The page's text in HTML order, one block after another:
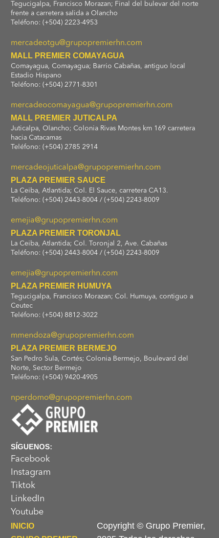
Tegucigalpa, Francisco Morazan; Final del bulevar del norte
frente a carretera salida a Olancho
Teléfono: (+504) 2223-4953
mercadeotgu@grupopremierhn.com
MALL PREMIER COMAYAGUA
Comayagua, Comayagua; Barrio Cabañas, antiguo local
Estadio Hispano
Teléfono: (+504) 2771-8301
mercadeocomayagua@grupopremierhn.com
MALL PREMIER JUTICALPA
Juticalpa, Olancho; Colonia Rivas Montes km 169 carretera
hacia Catacamas
Teléfono: (+504) 2785 2914
mercadeojuticalpa@grupopremierhn.com
PLAZA PREMIER SAUCE
La Ceiba, Atlantida; Col. El Sauce, carretera CA13.
Teléfono: (+504) 2443-8004 / (+504) 2243-8009
emejia@grupopremierhn.com
PLAZA PREMIER TORONJAL
La Ceiba, Atlantida; Col. Toronjal 2, Ave. Cabañas
Teléfono: (+504) 2443-8004 / (+504) 2243-8009
emejia@grupopremierhn.com
PLAZA PREMIER HUMUYA
Tegucigalpa, Francisco Morazan; Col. Humuya, contiguo a
Ceutec
Teléfono: (+504) 8812-3022
mmendoza@grupopremierhn.com
PLAZA PREMIER BERMEJO
San Pedro Sula, Cortés; Colonia Bermejo, Boulevard del
Norte, Sector Bermejo
Teléfono: (+504) 9420-4905
nperdomo@grupopremierhn.com
SÍGUENOS:
Facebook
Instagram
Tiktok
LinkedIn
Youtube
INICIO
Copyright © Grupo Premier,